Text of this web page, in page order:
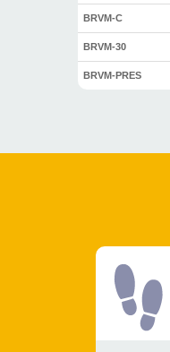
BRVM-C
BRVM-30
BRVM-PRES